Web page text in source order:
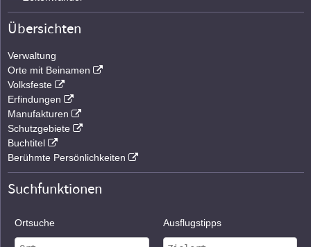
Übersichten
Verwaltung
Orte mit Beinamen
Volksfeste
Erfindungen
Manufakturen
Schutzgebiete
Buchtitel
Berühmte Persönlichkeiten
Suchfunktionen
Ortsuche Ausflugstipps